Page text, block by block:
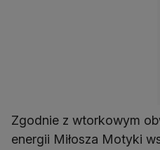
Zgodnie z wtorkowym
energii Miłosza Motyki